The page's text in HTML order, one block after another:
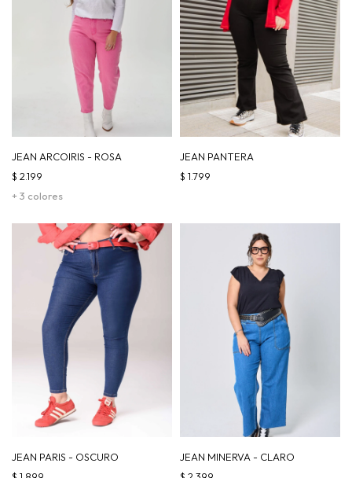
JEAN ARCOIRIS - ROSA
+ 3 colores
$ 2.199
JEAN PANTERA
$ 1.799
JEAN PARIS - OSCURO
JEAN MINERVA - CLARO